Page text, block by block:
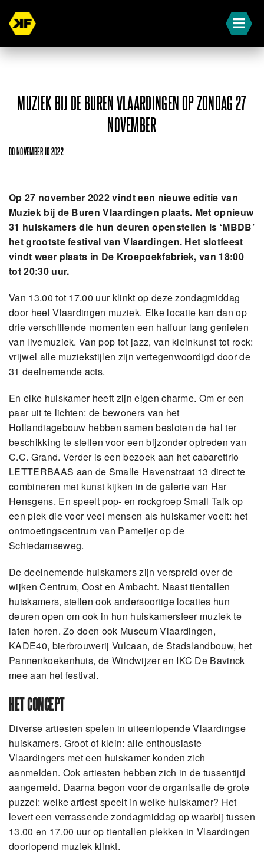
MUZIEK BIJ DE BUREN VLAARDINGEN OP ZONDAG 27
NOVEMBER
DO NOVEMBER 10 2022
Op 27 november 2022 vindt een nieuwe editie van
Muziek bij de Buren Vlaardingen plaats. Met opnieuw
31 huiskamers die hun deuren openstellen is ‘MBDB’
het grootste festival van Vlaardingen. Het slotfeest
vindt weer plaats in De Kroepoekfabriek, van 18:00
tot 20:30 uur.
Van 13.00 tot 17.00 uur klinkt op deze zondagmiddag
door heel Vlaardingen muziek. Elke locatie kan dan op
drie verschillende momenten een halfuur lang genieten
van livemuziek. Van pop tot jazz, van kleinkunst tot rock:
vrijwel alle muziekstijlen zijn vertegenwoordigd door de
31 deelnemende acts.
En elke huiskamer heeft zijn eigen charme. Om er een
paar uit te lichten: de bewoners van het
Hollandiagebouw hebben samen besloten de hal ter
beschikking te stellen voor een bijzonder optreden van
C.C. Grand. Verder is een bezoek aan het cabarettrio
LETTERBAAS aan de Smalle Havenstraat 13 direct te
combineren met kunst kijken in de galerie van Har
Hensgens. En speelt pop- en rockgroep Small Talk op
een plek die voor veel mensen als huiskamer voelt: het
ontmoetingscentrum van Pameijer op de
Schiedamseweg.
De deelnemende huiskamers zijn verspreid over de
wijken Centrum, Oost en Ambacht. Naast tientallen
huiskamers, stellen ook andersoortige locaties hun
deuren open om ook in hun huiskamersfeer muziek te
laten horen. Zo doen ook Museum Vlaardingen,
KADE40, bierbrouwerij Vulcaan, de Stadslandbouw, het
Pannenkoekenhuis, de Windwijzer en IKC De Bavinck
mee aan het festival.
HET CONCEPT
Diverse artiesten spelen in uiteenlopende Vlaardingse
huiskamers. Groot of klein: alle enthousiaste
Vlaardingers met een huiskamer konden zich
aanmelden. Ook artiesten hebben zich in de tussentijd
aangemeld. Daarna begon voor de organisatie de grote
puzzel: welke artiest speelt in welke huiskamer? Het
levert een verrassende zondagmiddag op waarbij tussen
13.00 en 17.00 uur op tientallen plekken in Vlaardingen
doorlopend muziek klinkt.